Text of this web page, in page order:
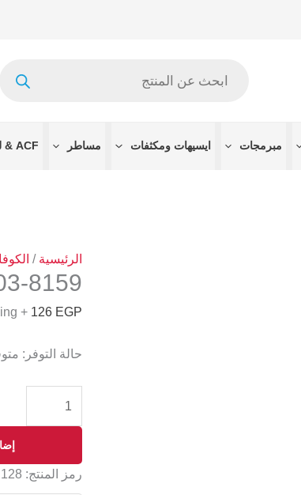
مبرمجات ايسيهات ومكثفات مساطر ACF & لوازم الماكينات
الرئيسية /
8159-ACB03
126 EGP
+ Free Shipping
حالة التوفر:
رمز المنتج: 128